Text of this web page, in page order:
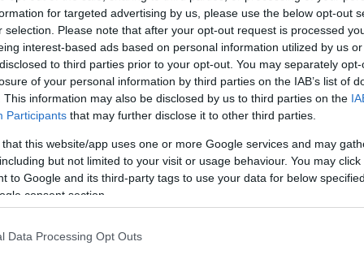
for targeted advertising by us, please use the below opt-out
selection. Please note that after your opt-out request is processed
interest-based ads based on personal information utilized by us
to third parties prior to your opt-out. You may separately
of your personal information by third parties on the IAB’s list of
This information may also be disclosed by us to third parties on the
Participants that may further disclose it to other third parties.
that this website/app uses one or more Google services and may
but not limited to your visit or usage behaviour. You may
to Google and its third-party tags to use your data for below
consent section.
Data Processing Opt Outs
θα φθάσει στο μέγιστο στις 22:25 (όταν πάνω από
εντός της παρασκιάς της Γης) και θα
φετινή έκλειψη, καθώς είχε προηγηθεί στις 10
μία έκλειψη παρασκιάς Σελήνης. Θα
έκλειψη Ηλίου στις 21 Ιουνίου, μία
στις 5 Ιουλίου, μία τέταρτη έκλειψη παρασκιάς
τέλος, μία ολική ηλιακή έκλειψη στις 14